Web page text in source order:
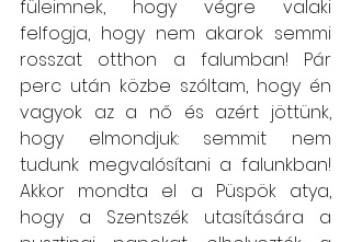
füleimnek, hogy végre valaki
felfogja, hogy nem akarok semmi
rosszat otthon a falumban! Pár
perc után közbe szóltam, hogy én
vagyok az a nő és azért jöttünk,
hogy elmondjuk: semmit nem
tudunk megvalósítani a falunkban!
Akkor mondta el a Püspök atya,
hogy a Szentszék utasítására a